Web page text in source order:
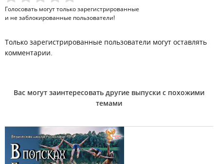
Голосовать могут только зарегистрированные
и не заблокированные пользователи!
Только зарегистрированные пользователи могут оставлять
комментарии.
Вас могут заинтересовать другие выпуски с похожими
темами